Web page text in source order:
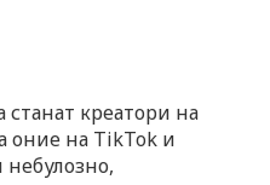
креатори на
оние на TikTok и
небулозно,